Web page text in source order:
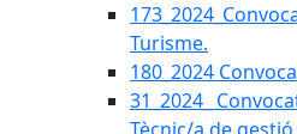
Turisme.
180_2024
31_2024_